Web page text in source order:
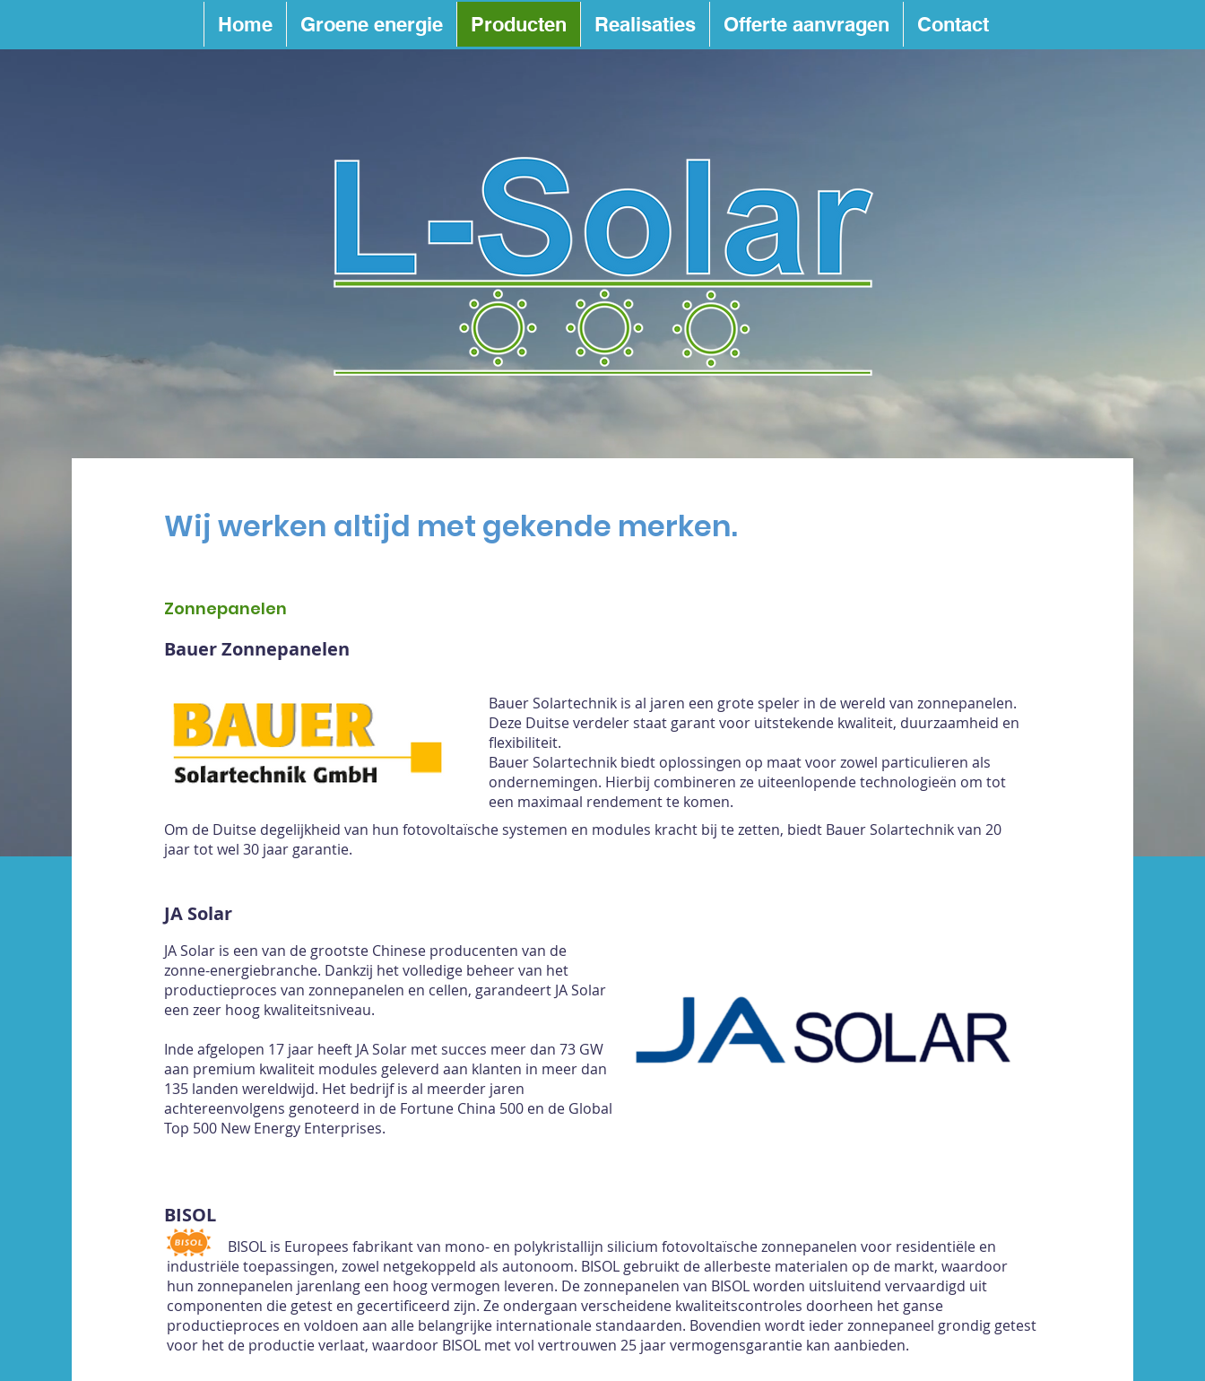
Home Groene energie Producten Realisaties Offerte aanvragen Contact
Wij werken altijd met gekende merken.
Zonnepanelen
Bauer Zonnepanelen
Bauer Solartechnik is al jaren een grote speler in de wereld van zonnepanelen.
Deze Duitse verdeler staat garant voor uitstekende kwaliteit, duurzaamheid en
flexibiliteit.
Bauer Solartechnik biedt oplossingen op maat voor zowel particulieren als
ondernemingen. Hierbij combineren ze uiteenlopende technologieën om tot
een maximaal rendement te komen.
Om de Duitse degelijkheid van hun fotovoltaïsche systemen en modules kracht bij te zetten, biedt Bauer Solartechnik van 20
jaar tot wel 30 jaar garantie.
JA Solar
JA Solar is een van de grootste Chinese producenten van de
zonne-energiebranche. Dankzij het volledige beheer van het
productieproces van zonnepanelen en cellen, garandeert JA Solar
een zeer hoog kwaliteitsniveau.
Inde afgelopen 17 jaar heeft JA Solar met succes meer dan 73 GW
aan premium kwaliteit modules geleverd aan klanten in meer dan
135 landen wereldwijd. Het bedrijf is al meerder jaren
achtereenvolgens genoteerd in de Fortune China 500 en de Global
Top 500 New Energy Enterprises.
BISOL
BISOL is Europees fabrikant van mono- en polykristallijn silicium fotovoltaïsche zonnepanelen voor residentiële en
industriële toepassingen, zowel netgekoppeld als autonoom. BISOL gebruikt de allerbeste materialen op de markt, waardoor
hun zonnepanelen jarenlang een hoog vermogen leveren. De zonnepanelen van BISOL worden uitsluitend vervaardigd uit
componenten die getest en gecertificeerd zijn. Ze ondergaan verscheidene kwaliteitscontroles doorheen het ganse
productieproces en voldoen aan alle belangrijke internationale standaarden. Bovendien wordt ieder zonnepaneel grondig getest
voor het de productie verlaat, waardoor BISOL met vol vertrouwen 25 jaar vermogensgarantie kan aanbieden.